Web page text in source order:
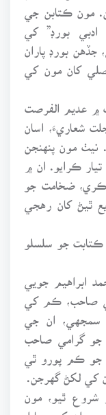
مون ڪتابن جي
بورڊ” کي
بورڊ پاران
کان مون کي
۾ عديم الفرصت
شعاريءَ، اسان
نيٺ مون پنهنجن
تيار ڪرايو. ان ۾
ضخامت جو
ٿيڻ کان رهجي
جو سلسلو
ابراهيم جويي
صاحب، ڪم کي
سمجهي، ان جي
جو گرامي صاحب
جو ڪم پورو ٿي
کي لکڻ گهرجن.
شروع ٿيو، مون
ان کي مبادا،